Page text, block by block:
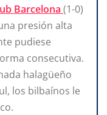
Barcelona (1-0)
presión alta
pudiese
consecutiva.
halagüeño
los bilbaínos le